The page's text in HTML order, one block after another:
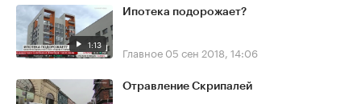
1:13
Ипотека подорожает?
Главное 05 сен 2018, 14:06
Отравление Скрипалей